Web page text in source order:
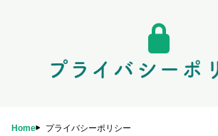
プライバシーポ
Home プライバシーポリシー